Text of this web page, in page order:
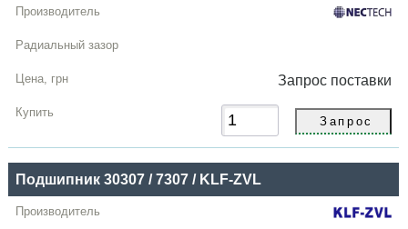
Запрос поставки
Подшипник 30307 / 7307 / KLF-ZVL